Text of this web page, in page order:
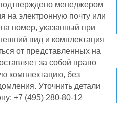
менеджером
на электронную почту или
номер, указанный при
вид и комплектация
от представленных на
за собой право
комплектацию, без
Уточнить детали
+7 (495) 280-80-12